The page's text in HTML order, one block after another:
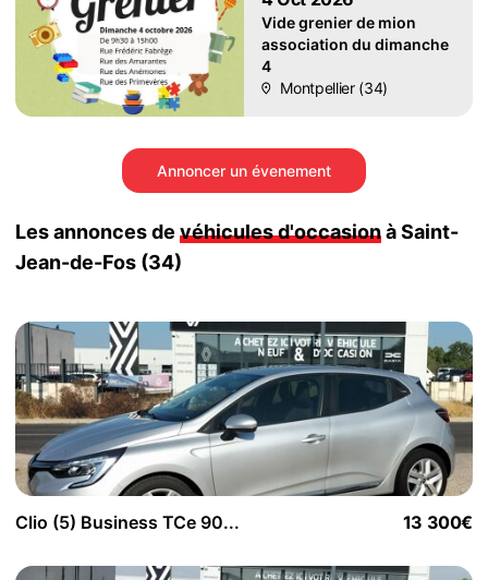
Vide grenier de mion
association du dimanche
4
Montpellier (34)
Annoncer un évenement
Les annonces de véhicules d'occasionà Saint-
Jean-de-Fos (34)
Clio (5) Business TCe 90... 13 300€